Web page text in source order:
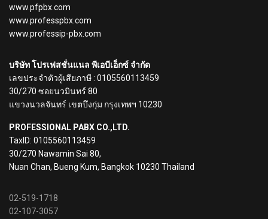
www.pfpbx.com
www.professpbx.com
www.professip-pbx.com
บริษัท โปรเฟสชั่นแนล พีเอบีเอ็กซ์ จำกัด
เลขประจำตัวผู้เสียภาษี : 0105560113459
30/270 ซอยนวมินทร์ 80
แขวงนวลจันทร์ เขตบึงกุ่ม กรุงเทพฯ 10230
PROFESSIONAL PABX CO.,LTD.
TaxID: 0105560113459
30/270 Nawamin Sai 80,
Nuan Chan, Bueng Kum, Bangkok 10230 Thailand
02-519-1718
02-107-3057